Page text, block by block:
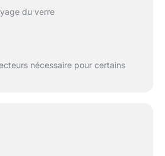
du verre
nécessaire pour certains